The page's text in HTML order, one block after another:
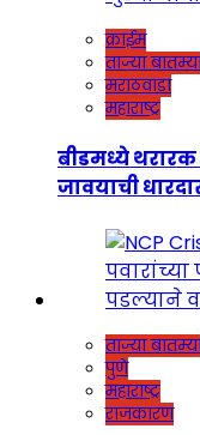
क्राईम
ताज्या
मराठवाडा
महाराष्ट्र
बीडमध्ये थरारक
जावयाची
ताज्या
पुणे
महाराष्ट्र
राजकारण